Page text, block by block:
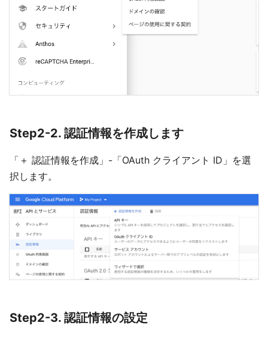
Step2-2. 認証情報を作成します
「＋ 認証情報を作成」-「OAuth クライアント ID」を選
択します。
Step2-3. 認証情報の設定